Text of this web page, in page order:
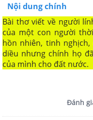
Nội dung chính
Bài thơ viết về người
của một con người
hồn nhiên, tinh
diều nhưng chính họ
của mình cho đất nước.
Đánh